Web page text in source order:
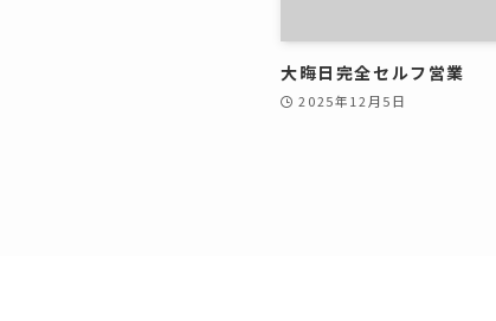
大晦日完全セルフ営業
2025年12月5日